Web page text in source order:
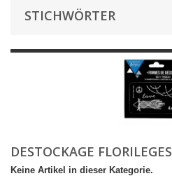
STICHWÖRTER
DESTOCKAGE FLORILEGES
Keine Artikel in dieser Kategorie.